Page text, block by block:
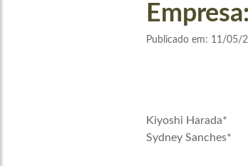
Empresa:
Publicado em: 11/05/
Kiyoshi Harada*
Sydney Sanches*